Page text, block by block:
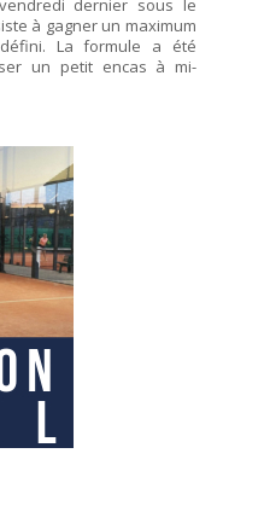
dernier sous le
à gagner un maximum
La formule a été
un petit encas à mi-